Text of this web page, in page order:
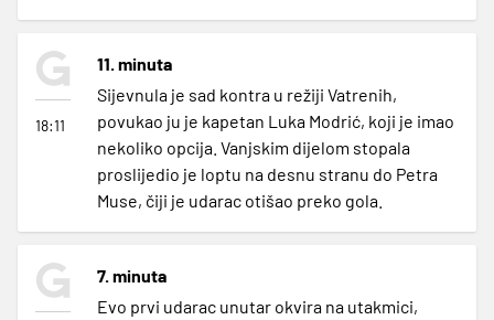
18:11
11. minuta
Sijevnula je sad kontra u režiji Vatrenih,
povukao ju je kapetan Luka Modrić, koji je imao
nekoliko opcija. Vanjskim dijelom stopala
proslijedio je loptu na desnu stranu do Petra
Muse, čiji je udarac otišao preko gola.
7. minuta
Evo prvi udarac unutar okvira na utakmici,